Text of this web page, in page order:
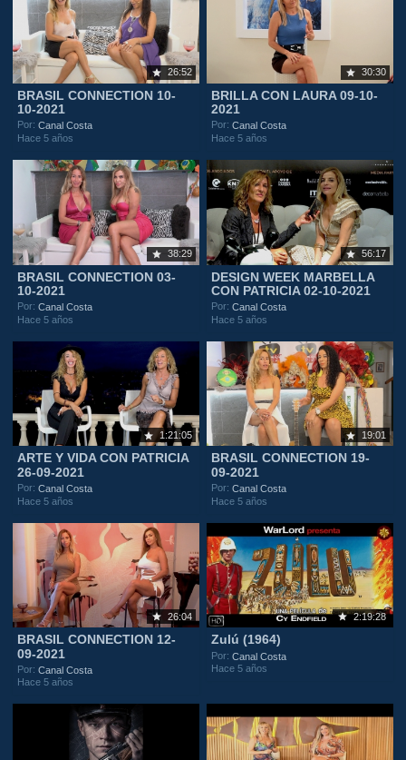
26:52
BRASIL CONNECTION 10-
10-2021
Por:Canal Costa
Hace 5 años
30:30
BRILLA CON LAURA 09-10-
2021
Por:Canal Costa
Hace 5 años
38:29
BRASIL CONNECTION 03-
10-2021
Por:Canal Costa
Hace 5 años
56:17
DESIGN WEEK MARBELLA
CON PATRICIA 02-10-2021
Por:Canal Costa
Hace 5 años
1:21:05
ARTE Y VIDA CON PATRICIA
26-09-2021
Por:Canal Costa
Hace 5 años
19:01
BRASIL CONNECTION 19-
09-2021
Por:Canal Costa
Hace 5 años
26:04
BRASIL CONNECTION 12-
09-2021
Por:Canal Costa
Hace 5 años
2:19:28
Zulú (1964)
Por:Canal Costa
Hace 5 años